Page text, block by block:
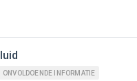
ONVOLDOENDE INFORMATIE